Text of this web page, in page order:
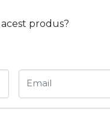
produs?
Email